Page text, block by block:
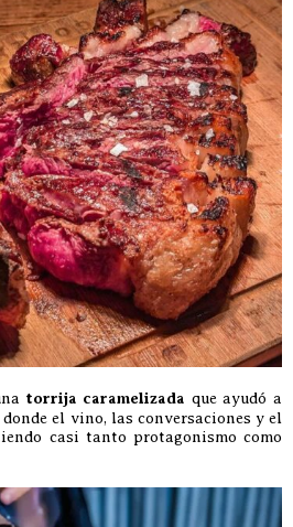
torrija caramelizada que ayudó a
el vino, las conversaciones y el
casi tanto protagonismo como